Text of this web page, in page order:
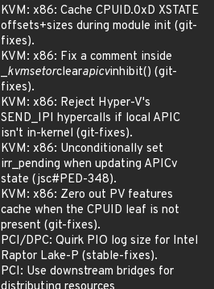
KVM: x86: Cache CPUID.0xD XSTATE
offsets+sizes during module init (git-
fixes).
KVM: x86: Fix a comment inside
_kvmsetorclearapicvinhibit() (git-
fixes).
KVM: x86: Reject Hyper-V's
SEND_IPI hypercalls if local APIC
isn't in-kernel (git-fixes).
KVM: x86: Unconditionally set
irr_pending when updating APICv
state (jsc#PED-348).
KVM: x86: Zero out PV features
cache when the CPUID leaf is not
present (git-fixes).
PCI/DPC: Quirk PIO log size for Intel
Raptor Lake-P (stable-fixes).
PCI: Use downstream bridges for